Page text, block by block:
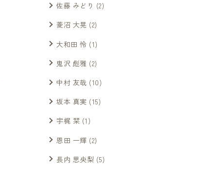
佐藤 みどり (2)
菱沼 大晃 (2)
大和田 怜 (1)
鬼沢 彪雅 (2)
中村 友哉 (10)
坂本 真実 (15)
宇梶 栞 (1)
恩田 一輝 (2)
長内 思央梨 (5)